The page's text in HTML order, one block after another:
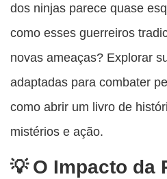
dos ninjas parece quase
como esses guerreiros
novas ameaças? Explorar
adaptadas para combater
como abrir um livro de
mistérios e ação.
O Impacto da